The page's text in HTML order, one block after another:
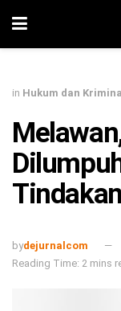
in Hukum dan
bydejurnalcom
Reading Time: 2 mins